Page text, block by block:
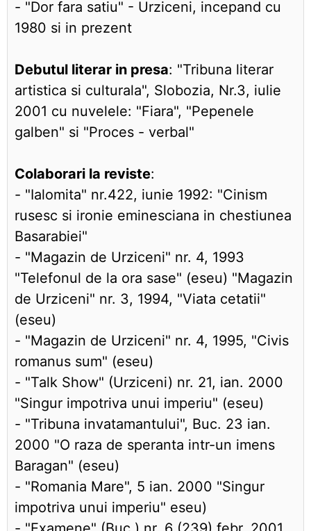
- "Dor fara satiu" - Urziceni, incepand cu
1980 si in prezent
Debutul literar in presa: "Tribuna literar
artistica si culturala", Slobozia, Nr.3, iulie
2001 cu nuvelele: "Fiara", "Pepenele
galben" si "Proces - verbal"
Colaborari la reviste:
- "Ialomita" nr.422, iunie 1992: "Cinism
rusesc si ironie eminesciana in chestiunea
Basarabiei"
- "Magazin de Urziceni" nr. 4, 1993
"Telefonul de la ora sase" (eseu) "Magazin
de Urziceni" nr. 3, 1994, "Viata cetatii"
(eseu)
- "Magazin de Urziceni" nr. 4, 1995, "Civis
romanus sum" (eseu)
- "Talk Show" (Urziceni) nr. 21, ian. 2000
"Singur impotriva unui imperiu" (eseu)
- "Tribuna invatamantului", Buc. 23 ian.
2000 "O raza de speranta intr-un imens
Baragan" (eseu)
- "Romania Mare", 5 ian. 2000 "Singur
impotriva unui imperiu" eseu)